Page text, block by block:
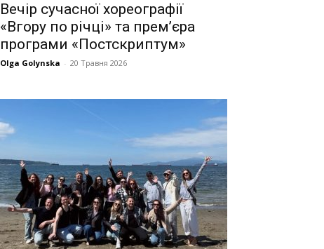
Вечір сучасної хореографії
«Вгору по річці» та прем’єра
програми «Постскриптум»
Olga Golynska - 20 Травня 2026